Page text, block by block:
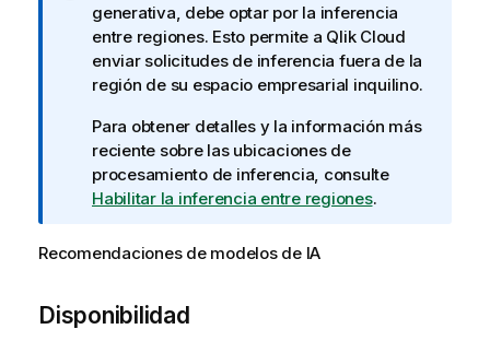
o
t
a
i
f
o
r
m
t
a
generativa, debe optar por la inferencia
entre regiones. Esto permite a Qlik Cloud
enviar solicitudes de inferencia fuera de la
región de su espacio empresarial inquilino.
Para obtener detalles y la información más
reciente sobre las ubicaciones de
procesamiento de inferencia, consulte
Habilitar la inferencia entre regiones.
Recomendaciones de modelos de IA
Disponibilidad